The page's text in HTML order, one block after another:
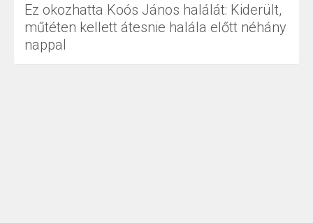
Ez okozhatta Koós János halálát: Kiderült,
műtéten kellett átesnie halála előtt néhány
nappal